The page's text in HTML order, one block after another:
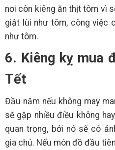
nơi còn kiêng ăn thịt tôm vì
giật lùi như tôm, công việc
như tôm.
6. Kiêng kỵ mua
Tết
Đầu năm nếu không may
sẽ gặp nhiều điều không
quan trọng, bởi nó sẽ có
gia chủ. Nếu món đồ đầu